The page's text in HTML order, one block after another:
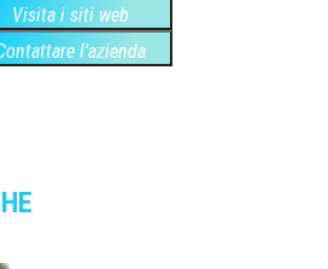
Visita i siti web
l'azienda